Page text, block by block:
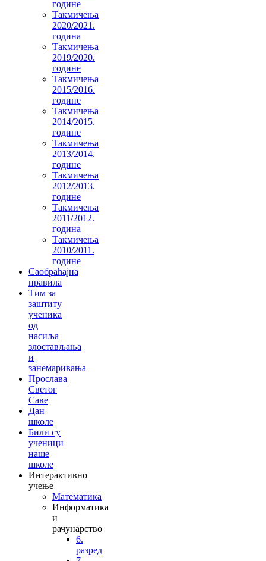
године
Такмичења
2020/2021.
година
Такмичења
2019/2020.
године
Такмичења
2015/2016.
године
Такмичења
2014/2015.
године
Такмичења
2013/2014.
године
Такмичења
2012/2013.
године
Такмичења
2011/2012.
година
Такмичења
2010/2011.
године
Саобраћајна
правила
Тим за
заштиту
ученика
од
насиља
злостављања
и
занемаривања
Прослава
Светог
Саве
Дан
школе
Били су
ученици
наше
школе
Интерактивно
учење
Математика
Информатика
и
рачунарство
6.
разред